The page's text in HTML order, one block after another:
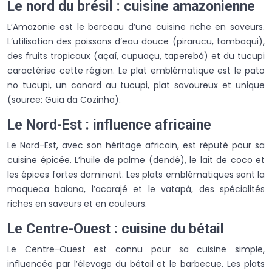
Le nord du brésil : cuisine amazonienne
L’Amazonie est le berceau d’une cuisine riche en saveurs.
L’utilisation des poissons d’eau douce (pirarucu, tambaqui),
des fruits tropicaux (açaí, cupuaçu, taperebá) et du tucupi
caractérise cette région. Le plat emblématique est le pato
no tucupi, un canard au tucupi, plat savoureux et unique
(source: Guia da Cozinha).
Le Nord-Est : influence africaine
Le Nord-Est, avec son héritage africain, est réputé pour sa
cuisine épicée. L’huile de palme (dendê), le lait de coco et
les épices fortes dominent. Les plats emblématiques sont la
moqueca baiana, l’acarajé et le vatapá, des spécialités
riches en saveurs et en couleurs.
Le Centre-Ouest : cuisine du bétail
Le Centre-Ouest est connu pour sa cuisine simple,
influencée par l’élevage du bétail et le barbecue. Les plats